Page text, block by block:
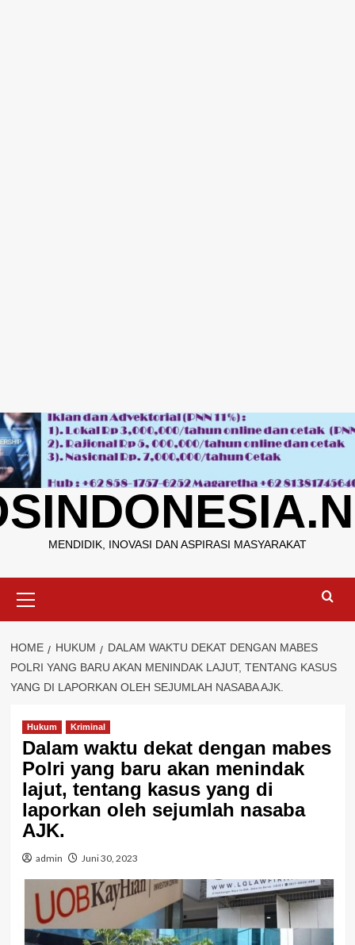
to
content
MENDIDIK, INOVASI DAN ASPIRASI MASYARAKAT
Menu
HOME HUKUM
DALAM WAKTU DEKAT DENGAN MABES
POLRI YANG BARU AKAN MENINDAK LAJUT, TENTANG KASUS
YANG DI LAPORKAN OLEH SEJUMLAH NASABA AJK.
Hukum Kriminal
Dalam waktu dekat dengan mabes
Polri yang baru akan menindak
lajut, tentang kasus yang di
laporkan oleh sejumlah nasaba
AJK.
admin Juni 30, 2023